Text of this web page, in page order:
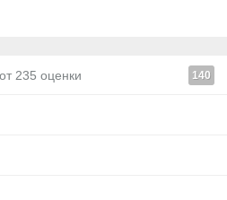
от 235 оценки 140